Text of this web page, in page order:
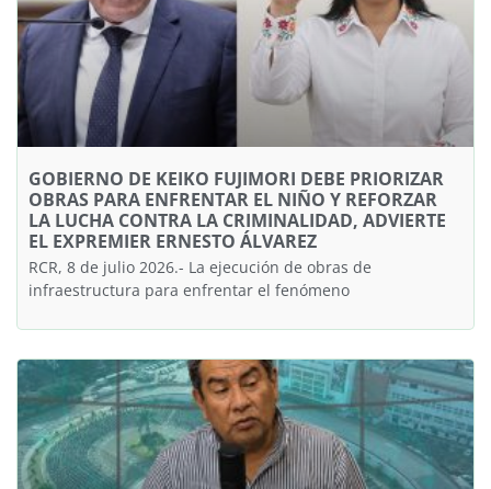
GOBIERNO DE KEIKO FUJIMORI DEBE PRIORIZAR
OBRAS PARA ENFRENTAR EL NIÑO Y REFORZAR
LA LUCHA CONTRA LA CRIMINALIDAD, ADVIERTE
EL EXPREMIER ERNESTO ÁLVAREZ
RCR, 8 de julio 2026.- La ejecución de obras de
infraestructura para enfrentar el fenómeno